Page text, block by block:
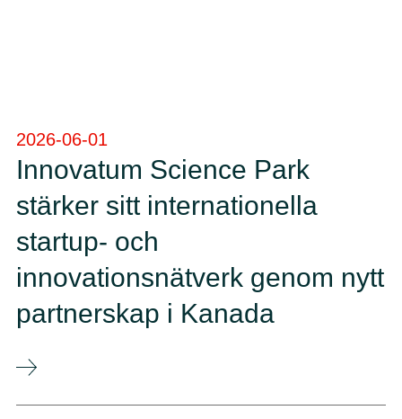
2026-06-01
Innovatum Science Park
stärker sitt internationella
startup- och
innovationsnätverk genom nytt
partnerskap i Kanada